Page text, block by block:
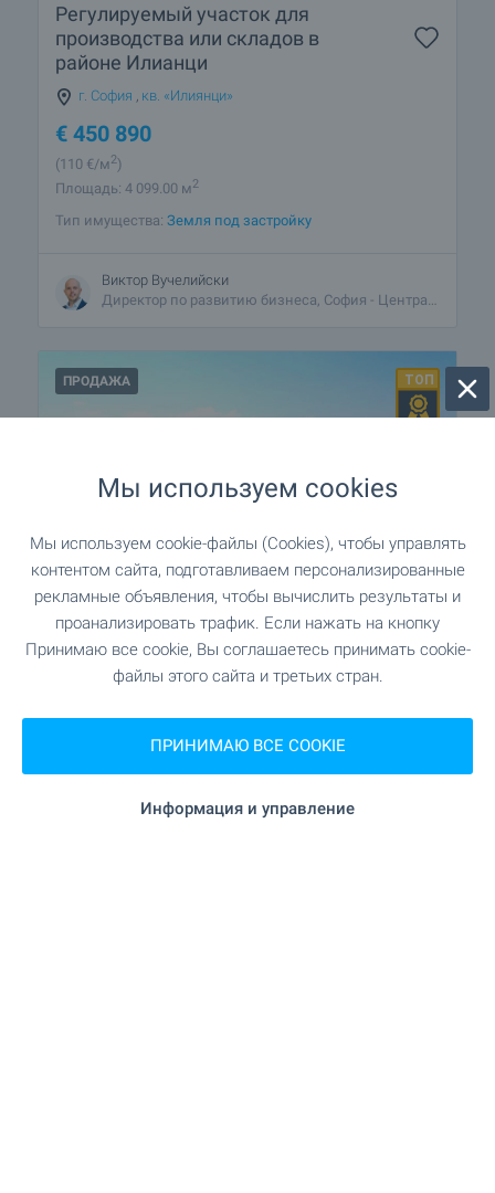
Регулируемый участок для
производства или складов в
районе Илианци
г. София кв. «Илиянци»
€ 450 890
(110 €/м2)
Площадь: 4 099.00 м2
Тип имущества: Земля под застройку
Виктор Вучелийски
ПРОДАЖА
ЭКСКЛЮЗИВНО
ИНВЕСТИЦИОННЫЙ
ПРОЕКТ
Просторное здание на продажу в
Софии, р-не Илиянци
Мы используем cookies
Мы используем cookie-файлы (Cookies), чтобы управлять
контентом сайта, подготавливаем персонализированные
рекламные объявления, чтобы вычислить результаты и
проанализировать трафик. Если нажать на кнопку
Принимаю все cookie, Вы соглашаетесь принимать cookie-
файлы этого сайта и третьих стран.
ПРИНИМАЮ ВСЕ COOKIE
Информация и управление